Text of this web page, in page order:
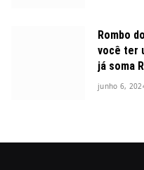
Rombo
você ter
já soma
cresceu
junho 6,